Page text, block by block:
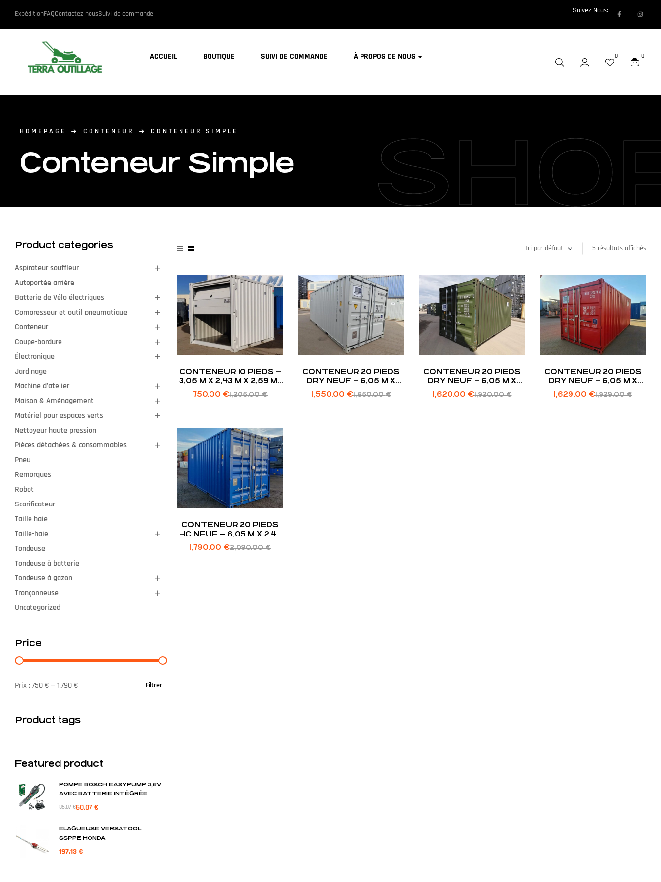
ExpéditionFAQContactez nousSuivi de commande Suivez-Nous:
ACCUEIL BOUTIQUE SUIVI DE COMMANDE À PROPOS DE NOUS 0 0
HOMEPAGE CONTENEUR CONTENEUR SIMPLE
Conteneur Simple
5 résultats affichés
CONTENEUR 10 PIEDS –
3,05 M X 2,43 M X 2,59 M |
STOCKAGE COMPACT
1,205.00€
750.00 €
CONTENEUR 20 PIEDS
DRY NEUF – 6,05 M X
2,43 M X 2,59 M |
STOCKAGE SEC
1,850.00€
1,550.00 €
CONTENEUR 20 PIEDS
DRY NEUF – 6,05 M X
2,43 M X 2,59 M |
STOCKAGE SEC
1,920.00€
1,620.00 €
CONTENEUR 20 PIEDS
DRY NEUF – 6,05 M X
2,43 M X 2,59 M |
STOCKAGE SEC
1,929.00€
1,629.00 €
CONTENEUR 20 PIEDS
HC NEUF – 6,05 M X 2,44
M X 2,89 M | STOCKAGE
HAUTE CUBATURE
2,090.00€
1,790.00 €
Product categories
Aspirateur souffleur
Autoportée arrière
Batterie de Vélo électriques
Compresseur et outil pneumatique
Conteneur
Coupe-bordure
Électronique
Jardinage
Machine d'atelier
Maison & Aménagement
Matériel pour espaces verts
Nettoyeur haute pression
Pièces détachées & consommables
Pneu
Remorques
Robot
Scarificateur
Taille haie
Taille-haie
Tondeuse
Tondeuse à batterie
Tondeuse à gazon
Tronçonneuse
Uncategorized
Price
Filtrer
Prix :750 €—1,790 €
Product tags
Featured product
POMPE BOSCH EASYPUMP 3,6V
AVEC BATTERIE INTÉGRÉE
85.07€60.07€
ELAGUEUSE VERSATOOL
SSPPE HONDA
197.13€